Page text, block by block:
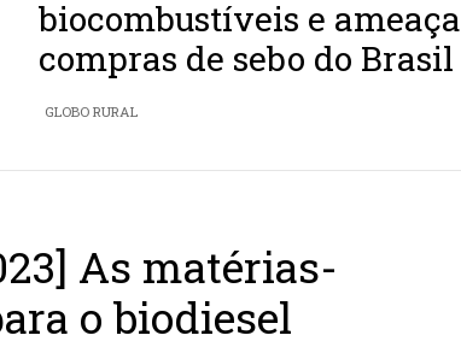
biocombustíveis e ameaça
compras de sebo do Brasil
GLOBO RURAL
As matérias-
o biodiesel